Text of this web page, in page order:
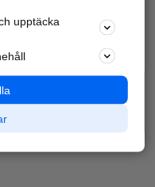
upptäcka